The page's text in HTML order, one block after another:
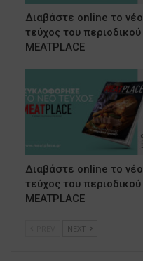
Διαβάστε online το νέο
τεύχος του περιοδικού
MEATPLACE
Διαβάστε online το νέο
τεύχος του περιοδικού
MEATPLACE
NEXT